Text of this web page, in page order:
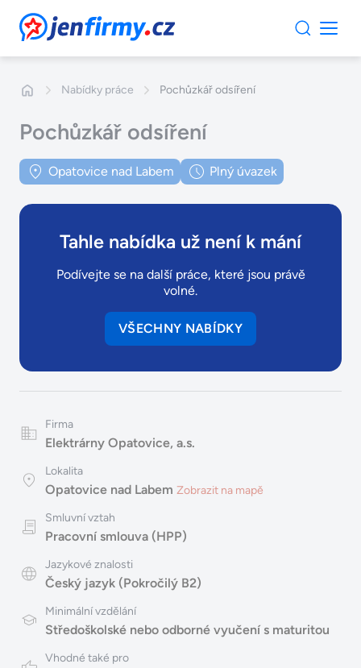
JenFirmy.cz
Nabídky práce Pochůzkář odsíření
Pochůzkář odsíření
Opatovice nad Labem Plný úvazek
Tahle nabídka už není k mání
Podívejte se na další práce, které jsou právě
volné.
VŠECHNY NABÍDKY
Firma
Elektrárny Opatovice, a.s.
Lokalita
Opatovice nad Labem Zobrazit na mapě
Smluvní vztah
Pracovní smlouva (HPP)
Jazykové znalosti
Český jazyk (Pokročilý B2)
Minimální vzdělání
Středoškolské nebo odborné vyučení s maturitou
Vhodné také pro